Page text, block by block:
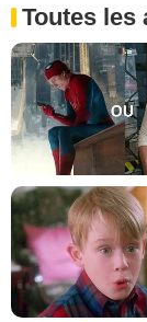
Toutes les